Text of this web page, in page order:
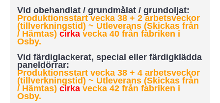
Vid obehandlat / grundmålat / grundoljat:
Produktionsstart vecka 38 + 2 arbetsveckor
(tillverkningstid) ~ Utleverans (Skickas från
/ Hämtas) cirka vecka 40 från fabriken i
Osby.
Vid färdiglackerat, special eller färdigklädda
paneldörrar:
Produktionsstart vecka 38 + 4 arbetsveckor
(tillverkningstid) ~ Utleverans (Skickas från
/ Hämtas) cirka vecka 42 från fabriken i
Osby.